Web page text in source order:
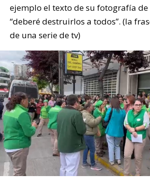
ejemplo el texto de su fotografía
“deberé destruirlos a todos”. (la
de una serie de tv)